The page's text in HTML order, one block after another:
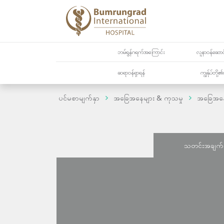
ဘမ်ရွန်ဂရက်အကြောင်း လူနာဝန်ဆော
ဆရာဝန်ရှာရန် ကျွန်ုပ်တို့၏
ပင်မစာမျက်နှာ အခြေအနေများ & ကုသမှု အခြေအန
သတင်းအခ